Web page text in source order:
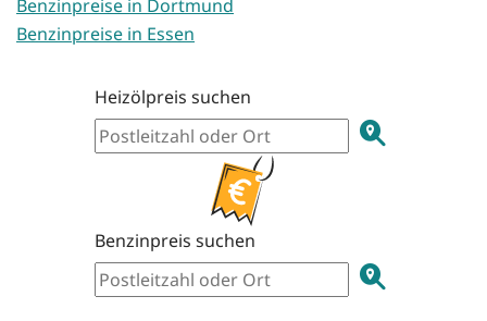
Benzinpreise in Dortmund
Benzinpreise in Essen
Heizölpreis suchen
Benzinpreis suchen